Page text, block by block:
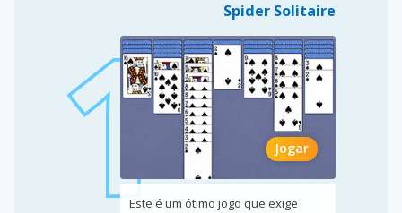
Spider Solitaire
Jogar
Este é um ótimo jogo que exige